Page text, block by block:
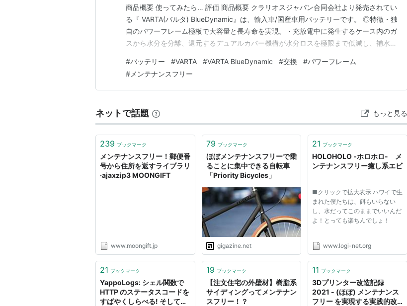
商品概要 使ってみたら… 評価 商品概要 クラリオスジャパン合同会社より発売されてい
る『 VARTA(バルタ) BlueDynamic』は、輸入車/国産車用バッテリーです。 ◎特徴・独
自のパワーフレーム極板で大容量と長寿命を実現。・充放電中に発生するケース内のガ
スから水分を分離、還元するデュアルカバー機構が水分ロスを極限まで低減し、補水不
と実績あるバッテリー。 使ってみたら… 今回は、595コンペティツィオーネの純正バ
ッテリーがかなり劣化…
#バッテリー #VARTA #VARTA BlueDynamic #交換 #パワーフレーム
# メンテナンスフリー
ネットで話題 もっと見る
239 ブックマーク
メンテナンスフリー！郵便番
号から住所を返すライブラリ
·ajaxzip3 MOONGIFT
www.moongift.jp
79 ブックマーク
ほぼメンテナンスフリーで乗
ることに集中できる自転車
「Priority Bicycles」
gigazine.net
21 ブックマーク
HOLOHOLO -ホロホロ- メ
ンテナンスフリー癒し系エビ
■クリックで拡大表示 ハワイで生
まれた僕たちは、餌もいらない
し、水だってこのままでいいんだ
よ！とっても楽ちんでしょ！
www.logi-net.org
21 ブックマーク
YappoLogs: シェル関数で
HTTP のステータスコードを
すばやくしらべる! そしてメ
19 ブックマーク
【注文住宅の外壁材】樹脂系
サイディングってメンテナン
スフリー！？
11 ブックマーク
3Dプリンター改造記録
2021 - (ほぼ) メンテナンス
フリー を実現する実践的改